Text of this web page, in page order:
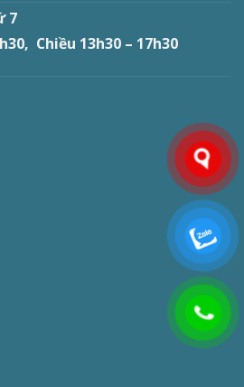
7
Chiều 13h30 – 17h30